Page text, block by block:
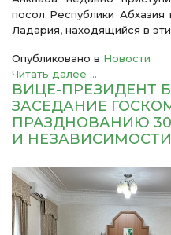
посол Республики
Ладария, находящийся в
Опубликовано в Новости
Читать далее ...
ВИЦЕ-ПРЕЗИДЕНТ
ЗАСЕДАНИЕ
ПРАЗДНОВАНИЮ
И НЕЗАВИСИМОСТИ